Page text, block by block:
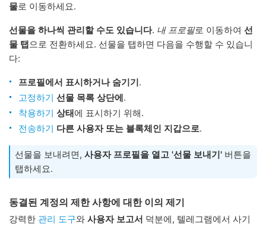
물로 이동하세요.
선물을 하나씩 관리할 수도 있습니다. 내 프로필로 이동하여 선
물 탭으로 전환하세요. 선물을 탭하면 다음을 수행할 수 있습니
다:
프로필에서 표시하거나 숨기기.
고정하기 선물 목록 상단에.
착용하기 상태에 표시하기 위해.
전송하기 다른 사용자 또는 블록체인 지갑으로.
선물을 보내려면, 사용자 프로필을 열고 '선물 보내기' 버튼을
탭하세요.
동결된 계정의 제한 사항에 대한 이의 제기
강력한 관리 도구와 사용자 보고서 덕분에, 텔레그램에서 사기